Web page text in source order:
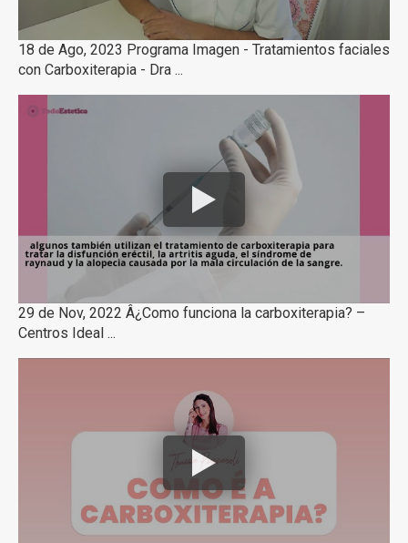
18 de Ago, 2023 Programa Imagen - Tratamientos faciales
con Carboxiterapia - Dra ...
29 de Nov, 2022 Â¿Como funciona la carboxiterapia? –
Centros Ideal ...